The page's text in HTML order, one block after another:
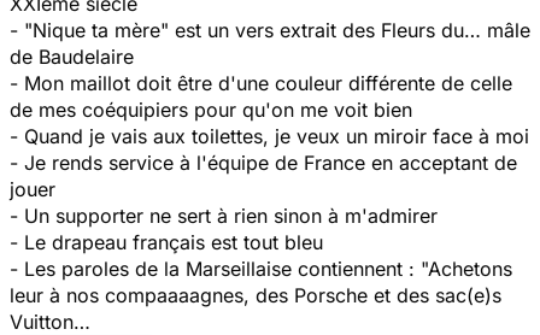
- "Nique ta mère" est un vers extrait des Fleurs du… mâle
de Baudelaire
- Mon maillot doit être d'une couleur différente de celle
de mes coéquipiers pour qu'on me voit bien
- Quand je vais aux toilettes, je veux un miroir face à moi
- Je rends service à l'équipe de France en acceptant de
jouer
- Un supporter ne sert à rien sinon à m'admirer
- Le drapeau français est tout bleu
- Les paroles de la Marseillaise contiennent : "Achetons
leur à nos compaaaagnes, des Porsche et des sac(e)s
Vuitton…